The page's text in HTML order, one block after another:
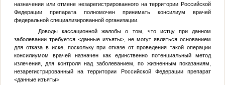
назначении или отмене незарегистрированного на территории Российской
Федерации препарата полномочен принимать консилиум врачей
федеральной специализированной организации.
Доводы кассационной жалобы о том, что истцу при данном
заболевании требуется <данные изъяты> , не могут являться основанием
для отказа в иске, поскольку при отказе от проведения такой операции
консилиумом врачей назначен как единственно потенциальный метод
излечения, для контроля над заболеванием, по жизненным показаниям,
незарегистрированный на территории Российской Федерации препарат
<данные изъяты>